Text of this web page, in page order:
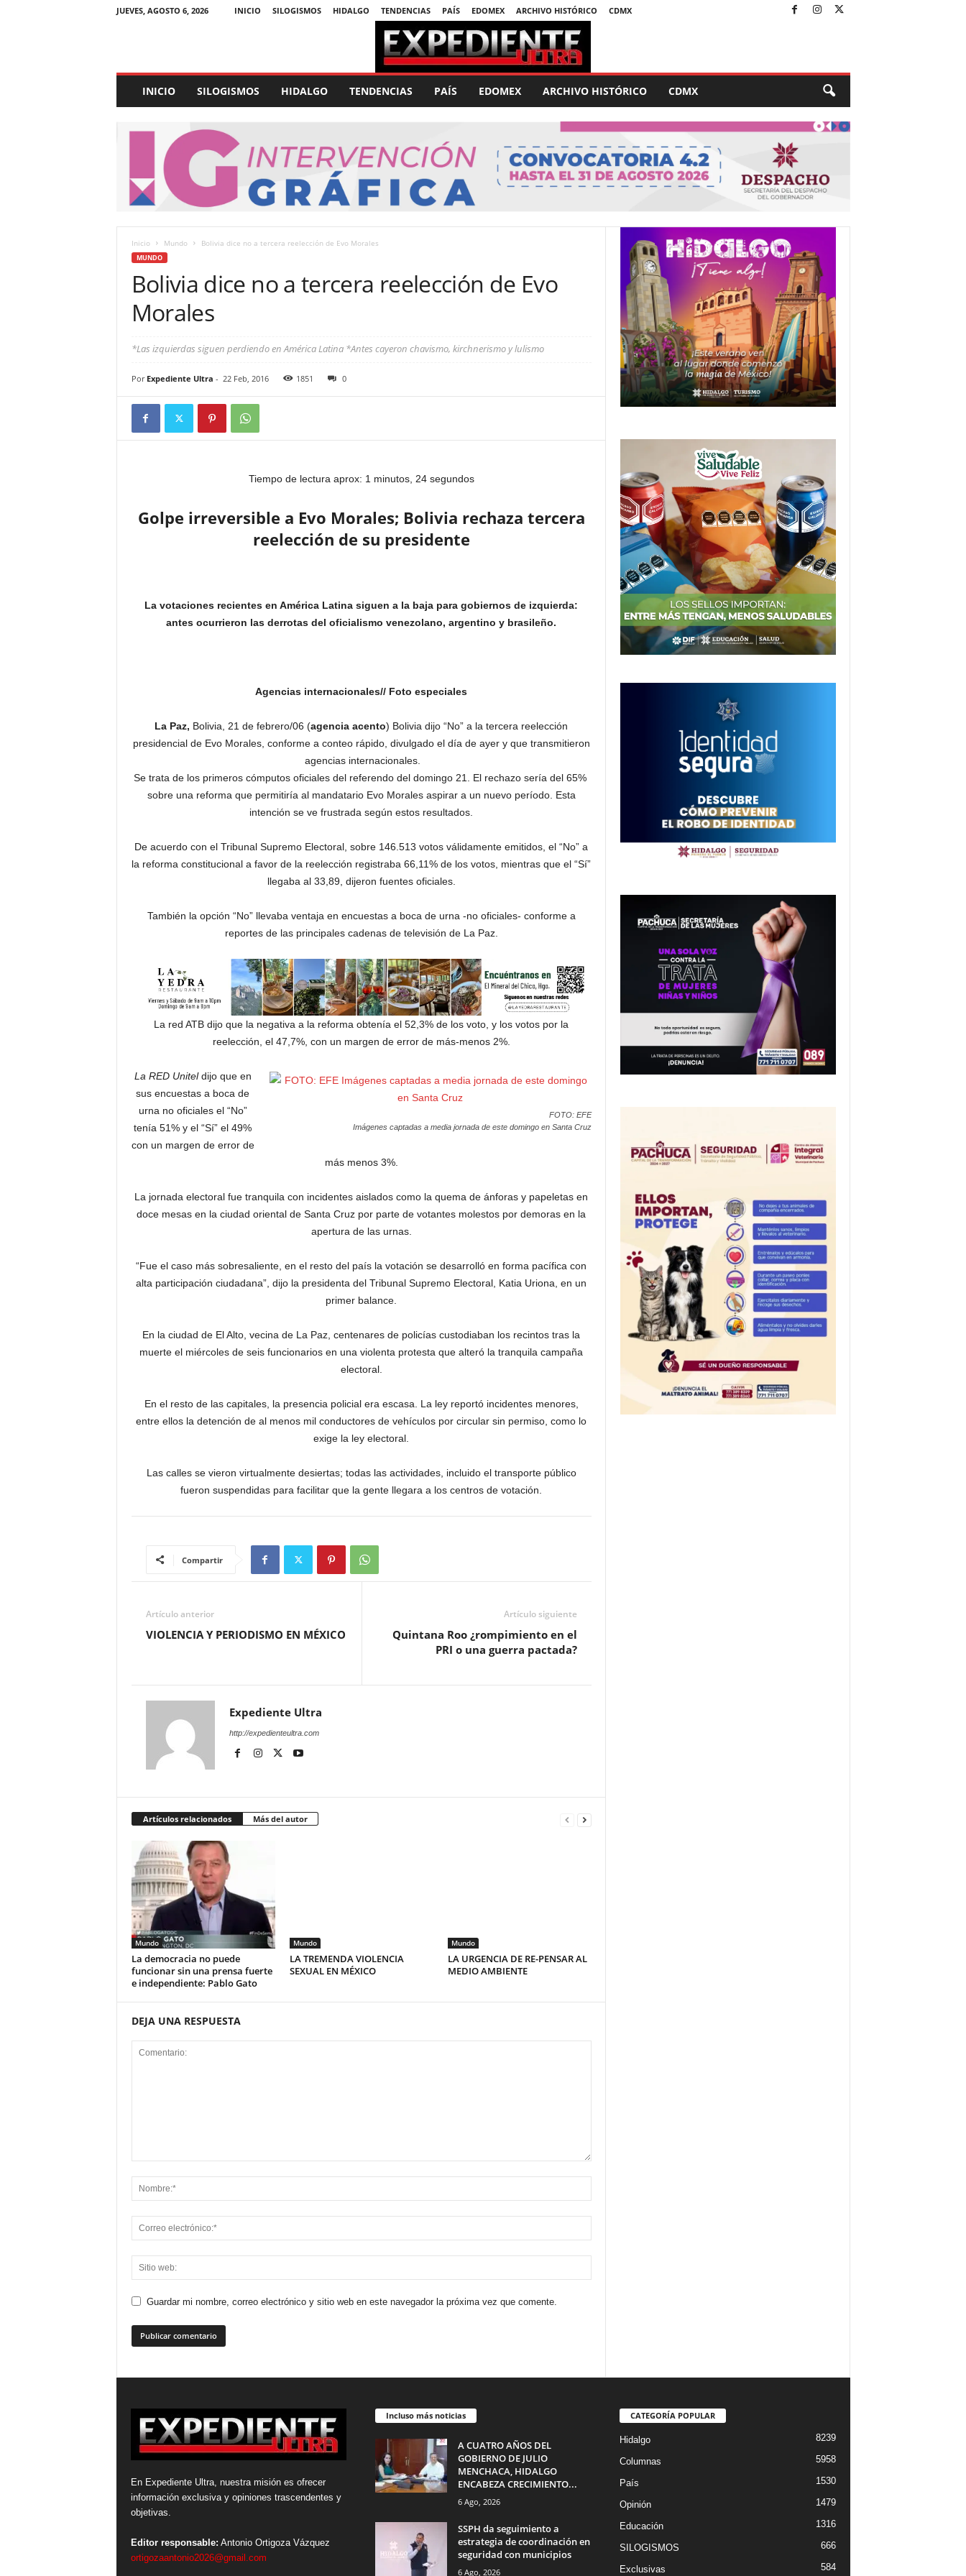
JUEVES, AGOSTO 6, 2026 INICIO SILOGISMOS HIDALGO TENDENCIAS PAÍS EDOMEX ARCHIVO HISTÓRICO CDMX
p
e
U
INICIO SILOGISMOS HIDALGO TENDENCIAS PAÍS EDOMEX ARCHIVO HISTÓRICO CDMX
Inicio Mundo Bolivia dice no a tercera reelección de Evo Morales
MUNDO
Bolivia dice no a tercera reelección de Evo
Morales
*Las izquierdas siguen perdiendo en América Latina *Antes cayeron chavismo, kirchnerismo y lulismo
Por Expediente Ultra - 22 Feb, 2016 1851 0
Tiempo de lectura aprox: 1 minutos, 24 segundos
Golpe irreversible a Evo Morales; Bolivia rechaza tercera
reelección de su presidente
La votaciones recientes en América Latina siguen a la baja para gobiernos de izquierda:
antes ocurrieron las derrotas del oficialismo venezolano, argentino y brasileño.
Agencias internacionales// Foto especiales
La Paz, Bolivia, 21 de febrero/06 (agencia acento) Bolivia dijo “No” a la tercera reelección
presidencial de Evo Morales, conforme a conteo rápido, divulgado el día de ayer y que transmitieron
agencias internacionales.
Se trata de los primeros cómputos oficiales del referendo del domingo 21. El rechazo sería del 65%
sobre una reforma que permitiría al mandatario Evo Morales aspirar a un nuevo período. Esta
intención se ve frustrada según estos resultados.
De acuerdo con el Tribunal Supremo Electoral, sobre 146.513 votos válidamente emitidos, el “No” a
la reforma constitucional a favor de la reelección registraba 66,11% de los votos, mientras que el “Sí”
llegaba al 33,89, dijeron fuentes oficiales.
También la opción “No” llevaba ventaja en encuestas a boca de urna -no oficiales- conforme a
reportes de las principales cadenas de televisión de La Paz.
La red ATB dijo que la negativa a la reforma obtenía el 52,3% de los voto, y los votos por la
reelección, el 47,7%, con un margen de error de más-menos 2%.
FOTO: EFE
Imágenes captadas a media jornada de este domingo en Santa Cruz
La RED Uniteldijo que en
sus encuestas a boca de
urna no oficiales el “No”
tenía 51% y el “Sí” el 49%
con un margen de error de
más menos 3%.
La jornada electoral fue tranquila con incidentes aislados como la quema de ánforas y papeletas en
doce mesas en la ciudad oriental de Santa Cruz por parte de votantes molestos por demoras en la
apertura de las urnas.
“Fue el caso más sobresaliente, en el resto del país la votación se desarrolló en forma pacífica con
alta participación ciudadana”, dijo la presidenta del Tribunal Supremo Electoral, Katia Uriona, en un
primer balance.
En la ciudad de El Alto, vecina de La Paz, centenares de policías custodiaban los recintos tras la
muerte el miércoles de seis funcionarios en una violenta protesta que alteró la tranquila campaña
electoral.
En el resto de las capitales, la presencia policial era escasa. La ley reportó incidentes menores,
entre ellos la detención de al menos mil conductores de vehículos por circular sin permiso, como lo
exige la ley electoral.
Las calles se vieron virtualmente desiertas; todas las actividades, incluido el transporte público
fueron suspendidas para facilitar que la gente llegara a los centros de votación.
Compartir
Artículo anterior
VIOLENCIA Y PERIODISMO EN MÉXICO
Artículo siguiente
Quintana Roo ¿rompimiento en el
PRI o una guerra pactada?
Expediente Ultra
http://expedienteultra.com
Artículos relacionados Más del autor
Mundo
La democracia no puede
funcionar sin una prensa fuerte
e independiente: Pablo Gato
Mundo
LA TREMENDA VIOLENCIA
SEXUAL EN MÉXICO
Mundo
LA URGENCIA DE RE-PENSAR AL
MEDIO AMBIENTE
DEJA UNA RESPUESTA
Guardar mi nombre, correo electrónico y sitio web en este navegador la próxima vez que comente.
En Expediente Ultra, nuestra misión es ofrecer
información exclusiva y opiniones trascendentes y
objetivas.
Editor responsable: Antonio Ortigoza Vázquez
ortigozaantonio2026@gmail.com
Incluso más noticias
A CUATRO AÑOS DEL
GOBIERNO DE JULIO
MENCHACA, HIDALGO
ENCABEZA CRECIMIENTO...
6 Ago, 2026
SSPH da seguimiento a
estrategia de coordinación en
seguridad con municipios
6 Ago, 2026
CATEGORÍA POPULAR
Hidalgo 8239
Columnas 5958
País 1530
Opinión 1479
Educación 1316
SILOGISMOS 666
Exclusivas 584